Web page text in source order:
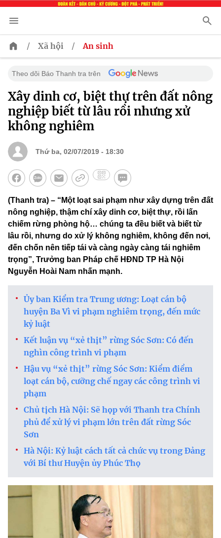
/ Xã hội / An sinh
Theo dõi Báo Thanh tra trên
Xây dinh cơ, biệt thự trên đất nông
nghiệp biết từ lâu rồi nhưng xử
không nghiêm
Thứ ba, 02/07/2019 - 18:30
(Thanh tra) – “Một loạt sai phạm như xây dựng trên đất
nông nghiệp, thậm chí xây dinh cơ, biệt thự, rồi lấn
chiếm rừng phòng hộ… chúng ta đều biết và biết từ
lâu rồi, nhưng do xử lý không nghiêm, không đến nơi,
đến chốn nên tiếp tái và càng ngày càng tái nghiêm
trọng”, Trưởng ban Pháp chế HĐND TP Hà Nội
Nguyễn Hoài Nam nhấn mạnh.
Ủy ban Kiểm tra Trung ương: Loạt cán bộ
huyện Ba Vì vi phạm nghiêm trọng, đến mức
kỷ luật
Kết luận vụ “xẻ thịt” rừng Sóc Sơn: Có đến
nghìn công trình vi phạm
Hậu vụ “xẻ thịt” rừng Sóc Sơn: Kiểm điểm
loạt cán bộ, cưỡng chế ngay các công trình vi
phạm
Chủ tịch Hà Nội: Sẽ họp với Thanh tra Chính
phủ để xử lý vi phạm lớn trên đất rừng Sóc
Sơn
Hà Nội: Kỷ luật cách tất cả chức vụ trong Đảng
với Bí thư Huyện ủy Phúc Thọ